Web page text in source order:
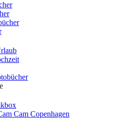
Cam Copenhagen